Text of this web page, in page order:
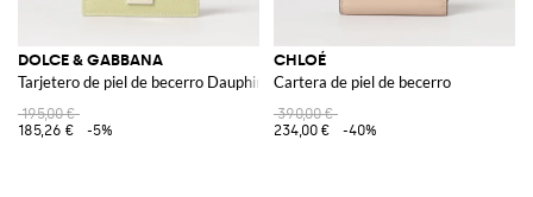
DOLCE & GABBANA
Tarjetero de piel de becerro Dauphine
195,00 €
185,26 €
-5%
CHLOÉ
Cartera de piel de becerro
390,00 €
234,00 €
-40%